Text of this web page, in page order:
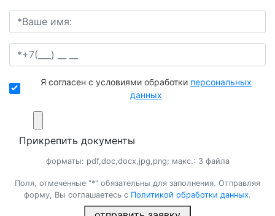
Я согласен с условиями обработки персональных
данных
Прикрепить документы
форматы: pdf,doc,docx,jpg,png; макс.: 3 файла
Поля, отмеченные "*" обязательны для заполнения. Отправляя
форму, Вы соглашаетесь с Политикой обработки данных.